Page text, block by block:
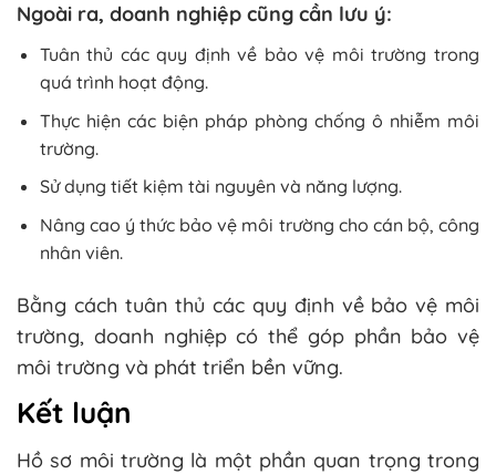
Ngoài ra, doanh nghiệp cũng cần lưu ý:
Tuân thủ các quy định về bảo vệ môi trường trong
quá trình hoạt động.
Thực hiện các biện pháp phòng chống ô nhiễm môi
trường.
Sử dụng tiết kiệm tài nguyên và năng lượng.
Nâng cao ý thức bảo vệ môi trường cho cán bộ, công
nhân viên.
Bằng cách tuân thủ các quy định về bảo vệ môi
trường, doanh nghiệp có thể góp phần bảo vệ
môi trường và phát triển bền vững.
Kết luận
Hồ sơ môi trường là một phần quan trọng trong